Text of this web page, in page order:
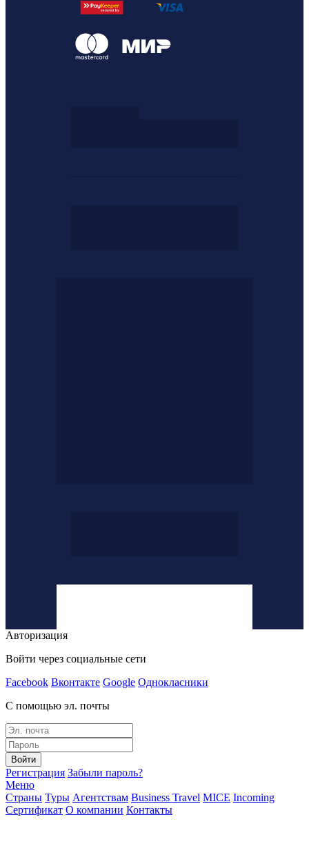
Авторизация
Войти через социальные сети
Facebook Вконтакте Google Однокласники
С помощью эл. почты
Войти
Регистрация Забыли пароль?
Меню
Страны Туры Агентствам Business Travel MICE Incoming
Сертификат О компании Контакты